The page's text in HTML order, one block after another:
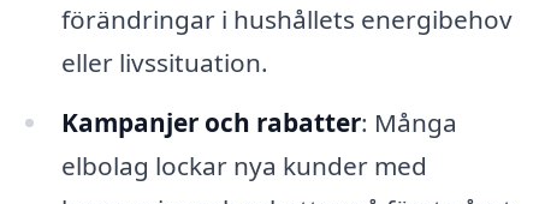
förändringar i hushållets energibehov
eller livssituation.
Kampanjer och rabatter: Många
elbolag lockar nya kunder med